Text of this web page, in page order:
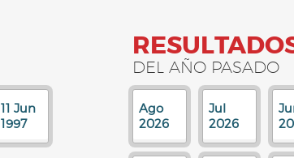
11 Jun
1997
DEL AÑO PASADO
Ago
2026
Jul
2026